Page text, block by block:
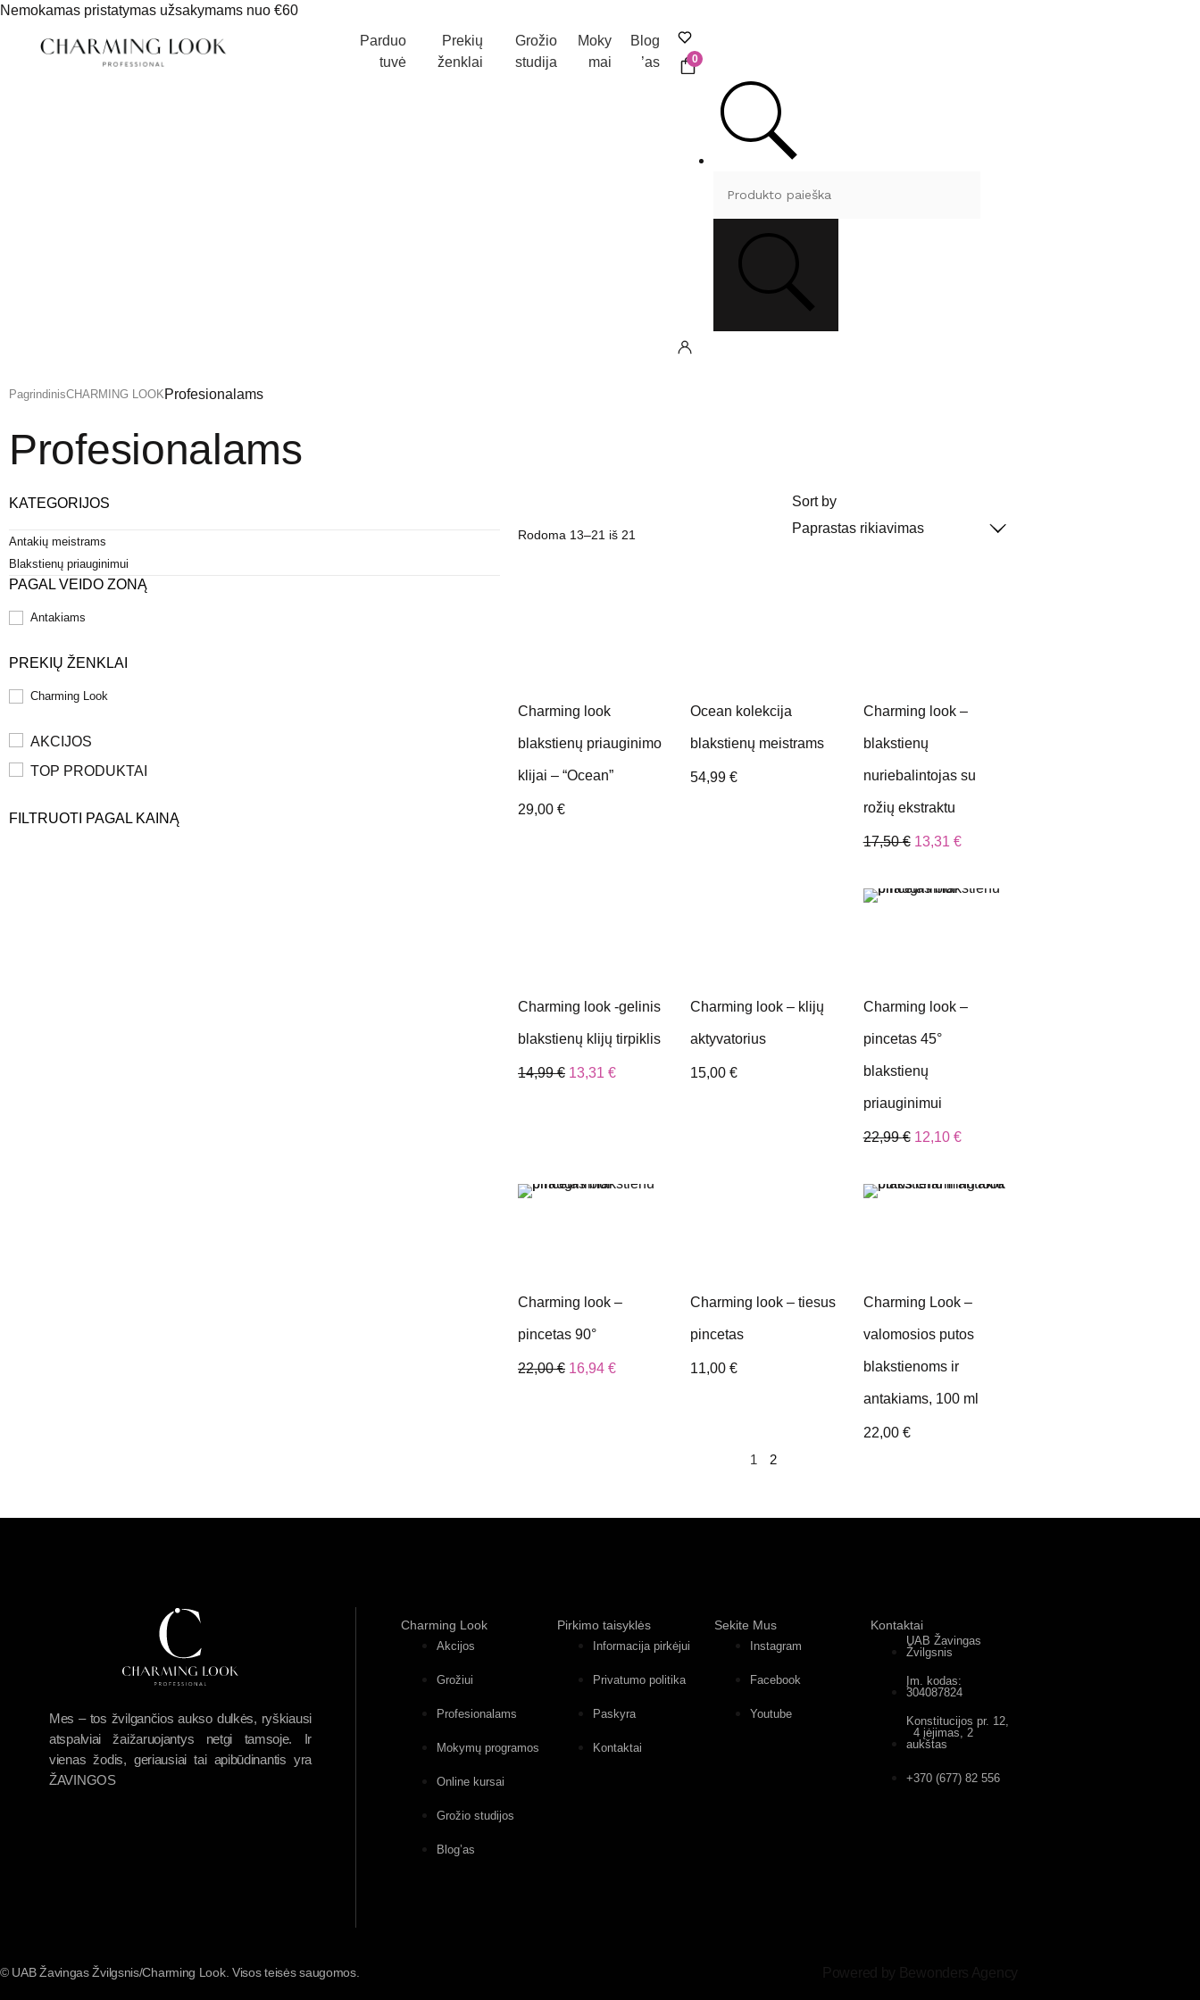
Nemokamas pristatymas užsakymams nuo €60
Parduo
tuvė
Prekių
ženklai
Grožio
studija
Moky
mai
Blog
’as
0
PagrindinisCHARMING LOOKProfesionalams
Profesionalams
KATEGORIJOS
Antakių meistrams
Blakstienų priauginimui
PAGAL VEIDO ZONĄ
Antakiams
PREKIŲ ŽENKLAI
Charming Look
AKCIJOS
TOP PRODUKTAI
FILTRUOTI PAGAL KAINĄ
Rodoma 13–21 iš 21
Sort by
Charming look
blakstienų priauginimo
klijai – “Ocean”
29,00 €
Ocean kolekcija
blakstienų meistrams
54,99€
Charming look –
blakstienų
nuriebalintojas su
rožių ekstraktu
17,50€ 13,31 €
Charming look -gelinis
blakstienų klijų tirpiklis
14,99€ 13,31 €
Charming look – klijų
aktyvatorius
15,00€
Charming look –
pincetas 45°
blakstienų
priauginimui
22,99€ 12,10 €
Charming look –
pincetas 90°
22,00€ 16,94 €
Charming look – tiesus
pincetas
11,00€
Charming Look –
valomosios putos
blakstienoms ir
antakiams, 100 ml
22,00 €
1
2
Mes – tos žvilgančios aukso dulkės, ryškiausi
atspalviai žaižaruojantys netgi tamsoje. Ir
vienas žodis, geriausiai tai apibūdinantis yra
ŽAVINGOS
Charming Look
Akcijos
Grožiui
Profesionalams
Mokymų programos
Online kursai
Grožio studijos
Blog’as
Pirkimo taisyklės
Informacija pirkėjui
Privatumo politika
Paskyra
Kontaktai
Sekite Mus
Instagram
Facebook
Youtube
Kontaktai
UAB Žavingas
Žvilgsnis
Įm. kodas:
304087824
Konstitucijos pr. 12,
4 įėjimas, 2
aukštas
+370 (677) 82 556
© UAB Žavingas Žvilgsnis/Charming Look. Visos teisės saugomos. Powered by Bewonders Agency